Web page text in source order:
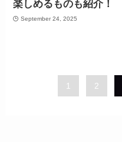
楽しめるものも紹介！
September 24, 2025
1 2